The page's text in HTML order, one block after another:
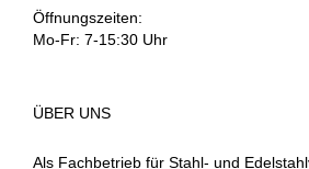
Öffnungszeiten:
Mo-Fr: 7-15:30 Uhr
ÜBER UNS
Als Fachbetrieb für Stahl- und